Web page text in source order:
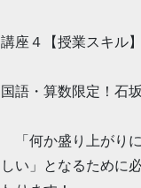
講座４【授業スキル】
国語・算数限定！石
「何か盛り上がり
しい」となるために